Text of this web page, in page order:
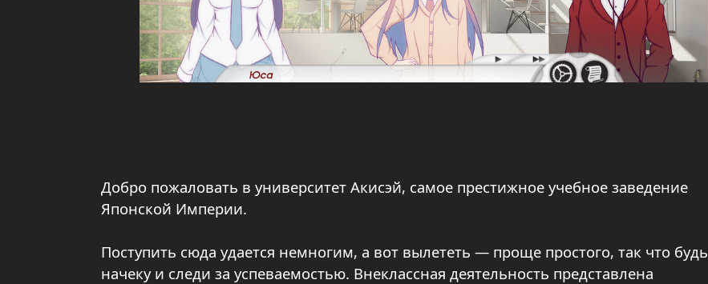
Добро пожаловать в университет Акисэй, самое престижное учебное заведение
Японской Империи.
Поступить сюда удается немногим, а вот вылететь — проще простого, так что будь
начеку и следи за успеваемостью. Внеклассная деятельность представлена